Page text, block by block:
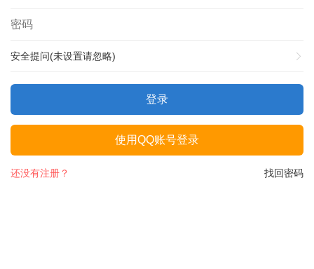
安全提问(未设置请忽略)
登录
使用QQ账号登录
找回密码
还没有注册？